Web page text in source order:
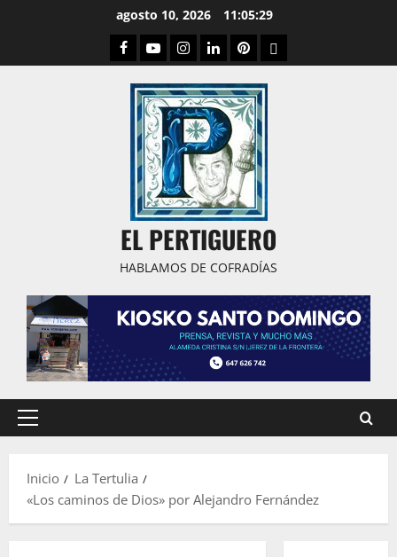
agosto 10, 2026 11:05:30
Facebook
YoutubeInstagram
LinkedPinterestDribbble
EL PERTIGUERO
HABLAMOS DE COFRADÍAS
Menú
Inicio
La Tertulia
«Los caminos de Dios» por Alejandro Fernández